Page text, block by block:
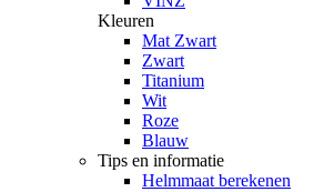
Kleuren
Mat Zwart
Zwart
Titanium
Wit
Roze
Blauw
Tips en informatie
Helmmaat berekenen